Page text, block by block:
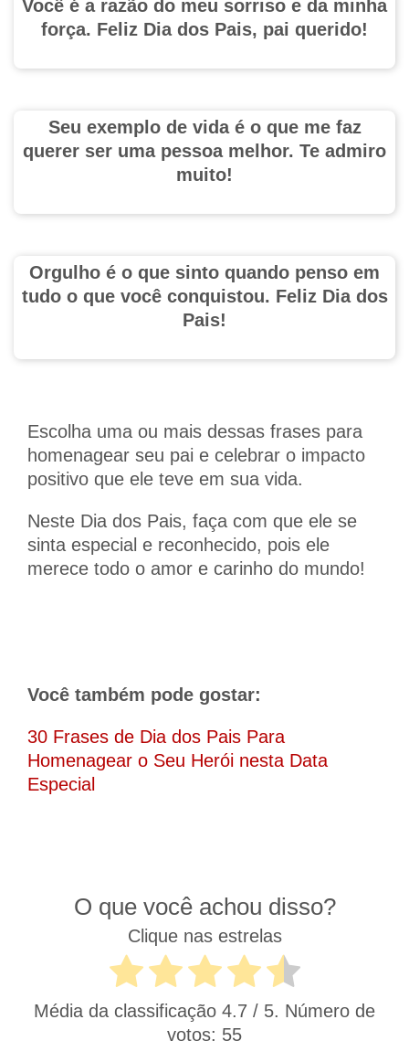
Você é a razão do meu sorriso e da minha
força. Feliz Dia dos Pais, pai querido!
Seu exemplo de vida é o que me faz
querer ser uma pessoa melhor. Te admiro
muito!
Orgulho é o que sinto quando penso em
tudo o que você conquistou. Feliz Dia dos
Pais!
Escolha uma ou mais dessas frases para
homenagear seu pai e celebrar o impacto
positivo que ele teve em sua vida.
Neste Dia dos Pais, faça com que ele se
sinta especial e reconhecido, pois ele
merece todo o amor e carinho do mundo!
Você também pode gostar:
30 Frases de Dia dos Pais Para
Homenagear o Seu Herói nesta Data
Especial
O que você achou disso?
Clique nas estrelas
Média da classificação 4.7 / 5. Número de
votos: 55